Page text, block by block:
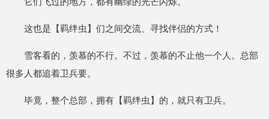
这也是【羁绊虫】们之间交流、寻找伴侣的方式！
雪客看的，羡慕的不行。不过，羡慕的不止他一个人。总部
很多人都追着卫兵要。
毕竟，整个总部，拥有【羁绊虫】的，就只有卫兵。